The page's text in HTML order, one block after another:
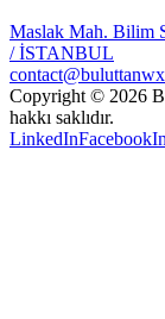
Maslak Mah. Bilim
/ İSTANBUL
Copyright © 2026
hakkı saklıdır.
LinkedInFacebook